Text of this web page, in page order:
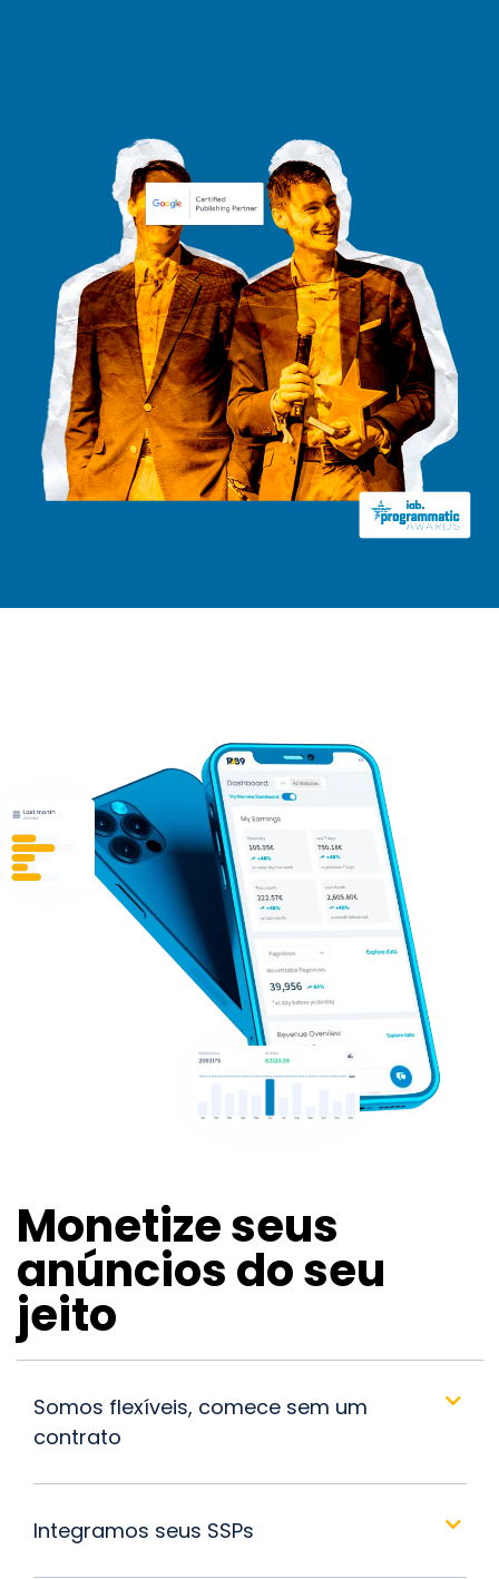
Monetize seus
anúncios do seu
jeito
Somos flexíveis, comece sem um
contrato
Integramos seus SSPs